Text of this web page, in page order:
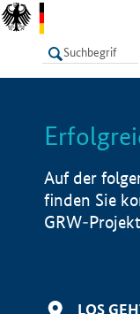
LISTE
Auf der
finden Sie
GRW-
LOS